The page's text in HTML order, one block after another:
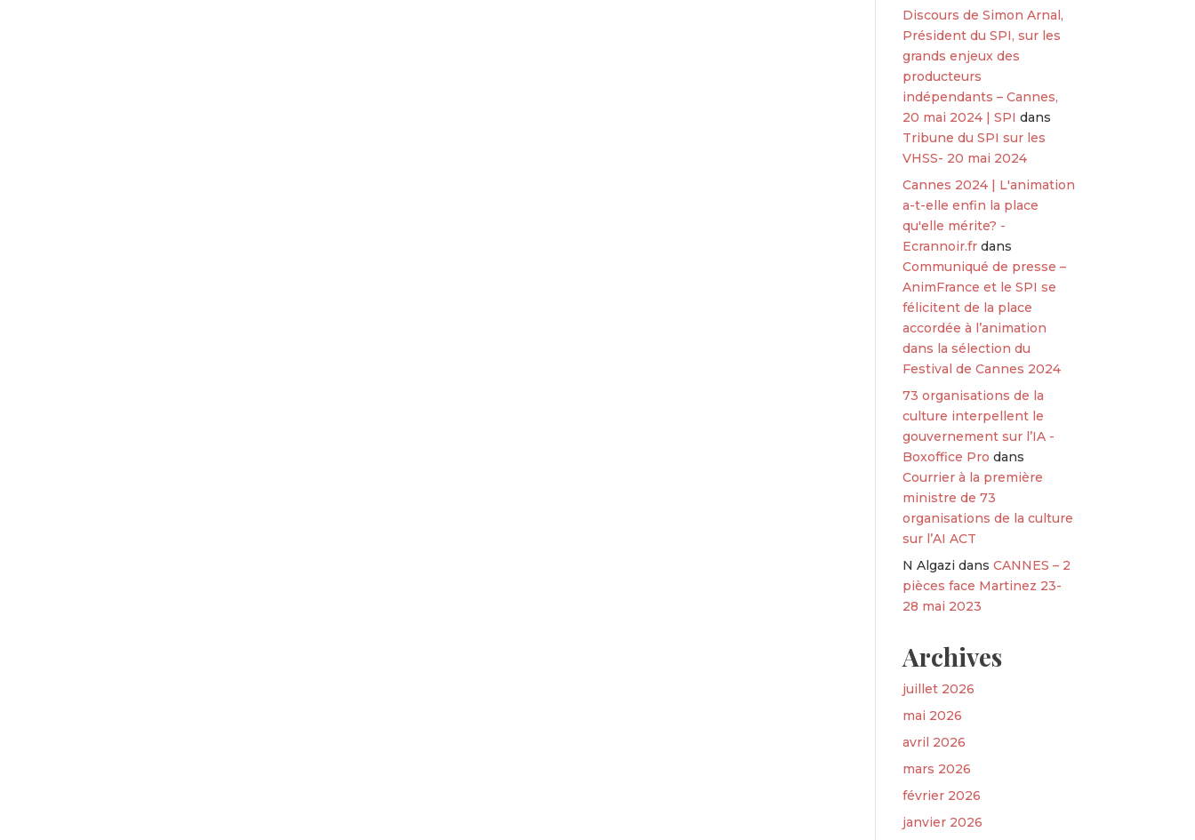
Discours de Simon Arnal,
Président du SPI, sur les
grands enjeux des
producteurs
indépendants – Cannes,
20 mai 2024 | SPI dans
Tribune du SPI sur les
VHSS- 20 mai 2024
Cannes 2024 | L'animation
a-t-elle enfin la place
qu'elle mérite? -
Ecrannoir.fr dans
Communiqué de presse –
AnimFrance et le SPI se
félicitent de la place
accordée à l’animation
dans la sélection du
Festival de Cannes 2024
73 organisations de la
culture interpellent le
gouvernement sur l’IA -
Boxoffice Pro dans
Courrier à la première
ministre de 73
organisations de la culture
sur l’AI ACT
N Algazi dansCANNES – 2
pièces face Martinez 23-
28 mai 2023
Archives
juillet 2026
mai 2026
avril 2026
mars 2026
février 2026
janvier 2026